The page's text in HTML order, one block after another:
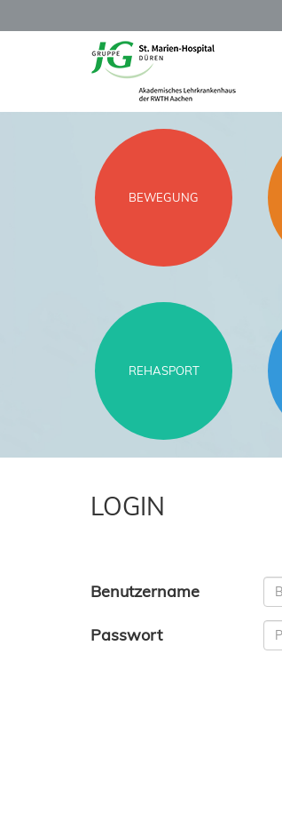
BEWEGUNG
REHASPORT
LOGIN
Benutzername
Passwort